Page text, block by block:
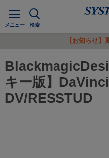
メ
ュ
メニュー 検索
【お知らせ】
キー版】
DV/RESSTUD